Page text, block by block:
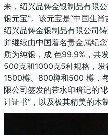
来，绍兴品铸金银制品有限
银元宝”。该元宝是“中国生
绍兴品铸金银制品有限公司
并继续由中国着名贵金属纪
质为纯银，成 色99.9%，共
500克和1000克5种规格，发
1500樽、800樽和500 樽，
限公司签发的带水印暗记的“
计证书”，以及极其精美的木